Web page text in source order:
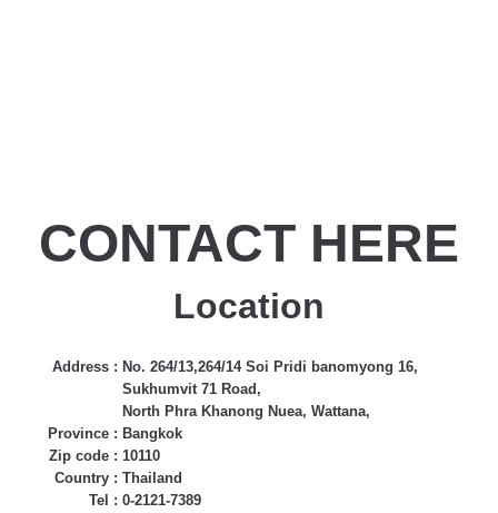
CONTACT HERE
Location
Address : No. 264/13,264/14 Soi Pridi banomyong 16,
Sukhumvit 71 Road,
North Phra Khanong Nuea, Wattana,
Province : Bangkok
Zip code : 10110
Country : Thailand
Tel : 0-2121-7389